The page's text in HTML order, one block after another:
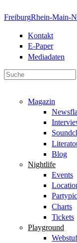
FreiburgRhein-Main-
Kontakt
E-Paper
Mediadaten
Magazin
Blog
Nightlife
Events
Charts
Tickets
Playground